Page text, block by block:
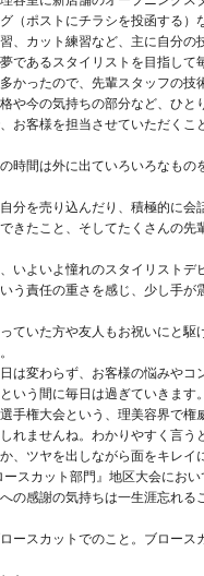
（ポストにチラシを投函する）
カット練習など、主に自分の
あるスタイリストを目指して
かったので、先輩スタッフの技
や今の気持ちの部分など、ひ
お客様を担当させていただく
時間は外に出ていろいろなも
を売り込んだり、積極的に会
きたこと、そしてたくさんの
よいよ憧れのスタイリストデ
う責任の重さを感じ、少し手
ていた方や友人もお祝いにと
は変わらず、お客様の悩みや
いう間に毎日は過ぎていきます。
手権大会という、理美容界で
ませんね。わかりやすく言う
、ツヤを出しながら面をキレイ
スカット部門』地区大会にお
感謝の気持ちは一生涯忘れる
ースカットでのこと。ブロー